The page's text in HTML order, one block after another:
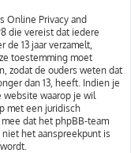
Online Privacy and
die vereist dat iedere
13 jaar verzamelt,
toestemming moet
zodat de ouders weten dat
dan 13, heeft. Indien je
website waarop je wil
met een juridisch
dat het phpBB-team
het aanspreekpunt is